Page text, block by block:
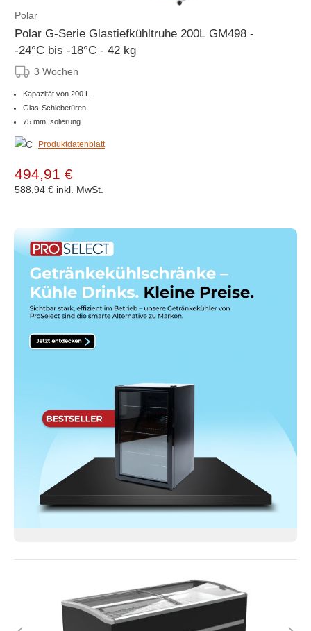
Polar
Polar G-Serie Glastiefkühltruhe 200L GM498 -
-24°C bis -18°C - 42 kg
3 Wochen
Kapazität von 200 L
Glas-Schiebetüren
75 mm Isolierung
Produktdatenblatt
494,91 €
588,94 € inkl. MwSt.